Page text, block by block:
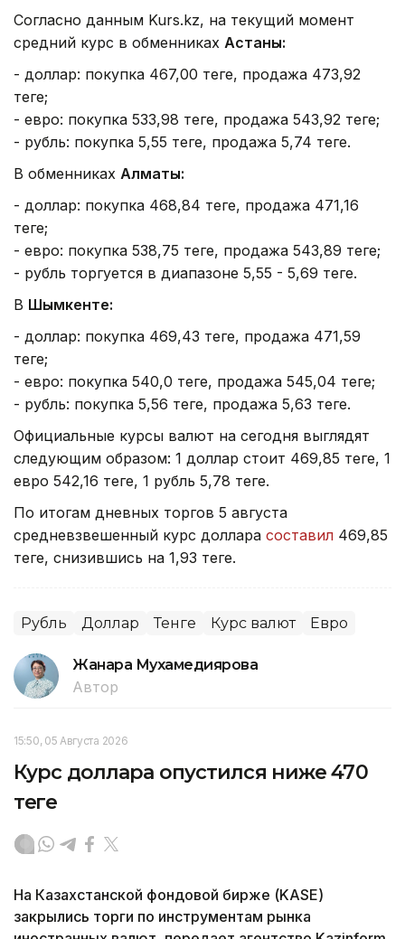
Согласно данным Kurs.kz, на текущий момент
средний курс в обменниках Астаны:
- доллар: покупка 467,00 теңге, продажа 473,92
теңге;
- евро: покупка 533,98 теңге, продажа 543,92 теңге;
- рубль: покупка 5,55 теңге, продажа 5,74 теңге.
В обменниках Алматы:
- доллар: покупка 468,84 теңге, продажа 471,16
теңге;
- евро: покупка 538,75 теңге, продажа 543,89 теңге;
- рубль торгуется в диапазоне 5,55 - 5,69 теңге.
В Шымкенте:
- доллар: покупка 469,43 теңге, продажа 471,59
теңге;
- евро: покупка 540,0 теңге, продажа 545,04 теңге;
- рубль: покупка 5,56 теңге, продажа 5,63 теңге.
Официальные курсы валют на сегодня выглядят
следующим образом: 1 доллар стоит 469,85 теңге, 1
евро 542,16 теңге, 1 рубль 5,78 теңге.
По итогам дневных торгов 5 августа
средневзвешенный курс доллара составил 469,85
теңге, снизившись на 1,93 теңге.
Рубль Доллар Тенге Курс валют Евро
Жанара Мухамедиярова
Автор
15:50, 05 Августа 2026
Курс доллара опустился ниже 470
теңге
На Казахстанской фондовой бирже (KASE)
закрылись торги по инструментам рынка